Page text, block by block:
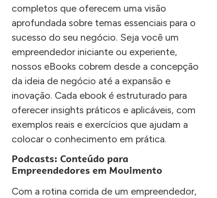
completos que oferecem uma visão
aprofundada sobre temas essenciais para o
sucesso do seu negócio. Seja você um
empreendedor iniciante ou experiente,
nossos eBooks cobrem desde a concepção
da ideia de negócio até a expansão e
inovação. Cada ebook é estruturado para
oferecer insights práticos e aplicáveis, com
exemplos reais e exercícios que ajudam a
colocar o conhecimento em prática.
Podcasts: Conteúdo para
Empreendedores em Movimento
Com a rotina corrida de um empreendedor,